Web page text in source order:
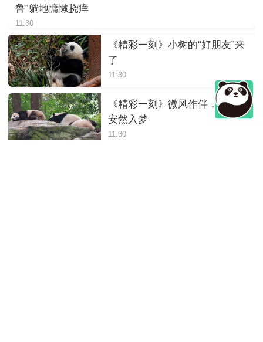
鲁”躺地慵懒挠痒
11:30
《精彩一刻》小树的“好朋友”来
了
11:30
《精彩一刻》微风作伴，三熊
安然入梦
11:30